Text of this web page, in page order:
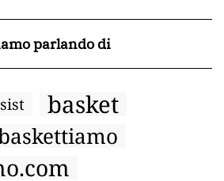
parlando di
basket